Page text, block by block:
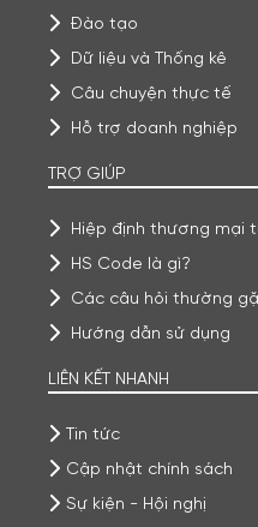
Đào tạo
Dữ liệu và Thống kê
Câu chuyện thực tế
Hỗ trợ doanh nghiệp
TRỢ GIÚP
Hiệp định thương mại
HS Code là gì?
Các câu hỏi thường
Hướng dẫn sử dụng
LIÊN KẾT NHANH
Tin tức
Cập nhật chính sách
Sự kiện - Hội nghị